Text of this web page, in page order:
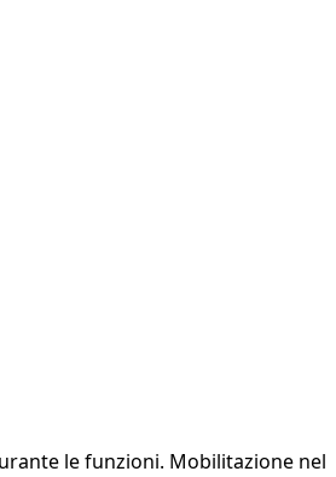
le funzioni. Mobilitazione nel